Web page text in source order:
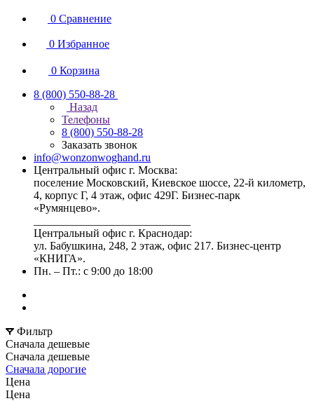
0 Сравнение
0 Избранное
0 Корзина
8 (800) 550-88-28
Назад
Телефоны
8 (800) 550-88-28
Заказать звонок
info@wonzonwoghand.ru
Центральный офис г. Москва:
поселение Московский, Киевское шоссе, 22-й километр,
4, корпус Г, 4 этаж, офис 429Г. Бизнес-парк
«Румянцево».
Центральный офис г. Краснодар:
ул. Бабушкина, 248, 2 этаж, офис 217. Бизнес-центр
«КНИГА».
Пн. – Пт.: с 9:00 до 18:00
Фильтр
Сначала дешевые
Сначала дешевые
Сначала дорогие
Цена
Цена